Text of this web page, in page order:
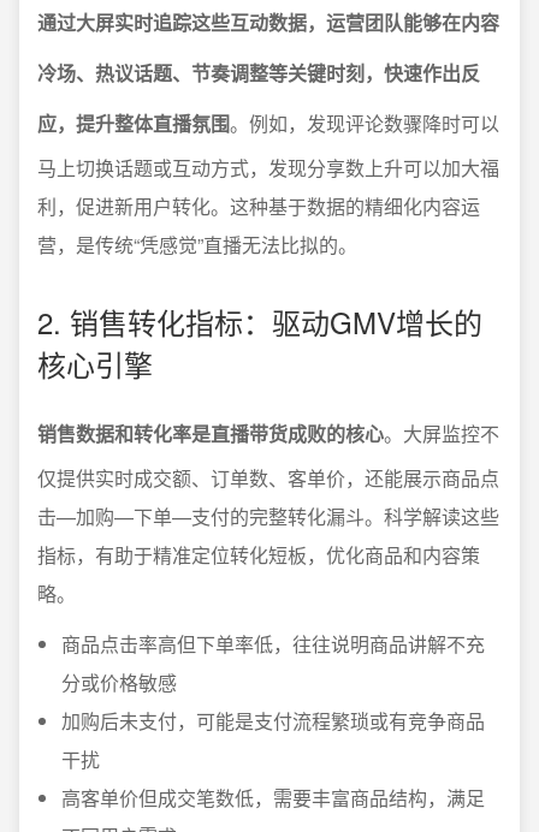
通过大屏实时追踪这些互动数据，运营团队能够在内容
冷场、热议话题、节奏调整等关键时刻，快速作出反
应，提升整体直播氛围。例如，发现评论数骤降时可以
马上切换话题或互动方式，发现分享数上升可以加大福
利，促进新用户转化。这种基于数据的精细化内容运
营，是传统“凭感觉”直播无法比拟的。
2. 销售转化指标：驱动GMV增长的
核心引擎
销售数据和转化率是直播带货成败的核心。大屏监控不
仅提供实时成交额、订单数、客单价，还能展示商品点
击—加购—下单—支付的完整转化漏斗。科学解读这些
指标，有助于精准定位转化短板，优化商品和内容策
略。
商品点击率高但下单率低，往往说明商品讲解不充
分或价格敏感
加购后未支付，可能是支付流程繁琐或有竞争商品
干扰
高客单价但成交笔数低，需要丰富商品结构，满足